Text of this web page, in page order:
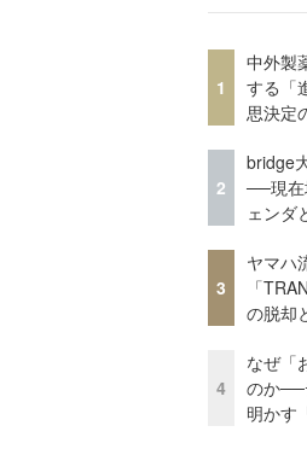
1
中外製
する「
思決定
2
bridge
──現在
ェンダ
3
ヤマハ
「
の脱却
4
なぜ「
のか──
明かす